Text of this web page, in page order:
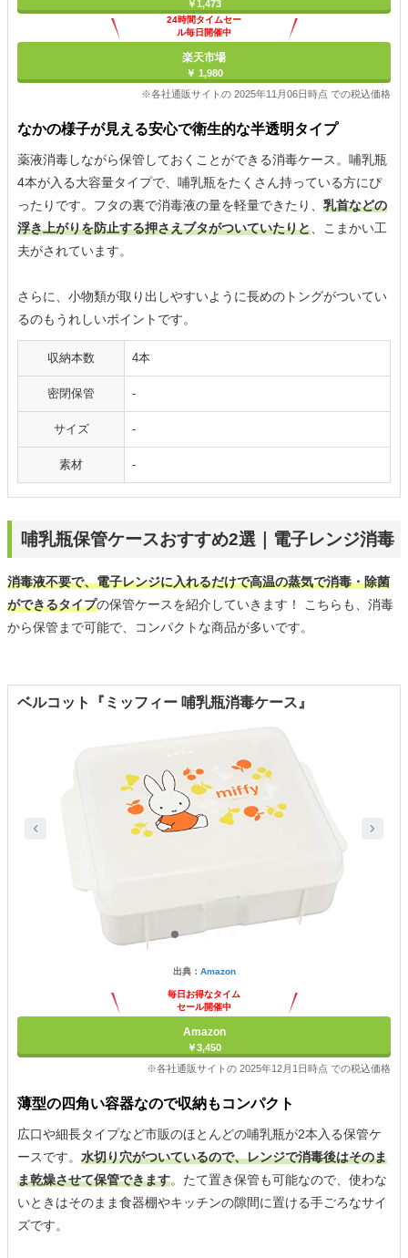
￥1,473
24時間タイムセー
ル毎日開催中
楽天市場
￥ 1,980
※各社通販サイトの 2025年11月06日時点 での税込価格
なかの様子が見える安心で衛生的な半透明タイプ
薬液消毒しながら保管しておくことができる消毒ケース。哺乳瓶
4本が入る大容量タイプで、哺乳瓶をたくさん持っている方にぴ
ったりです。フタの裏で消毒液の量を軽量できたり、 乳首などの
浮き上がりを防止する押さえブタがついていたりと、こまかい工
夫がされています。
さらに、小物類が取り出しやすいように長めのトングがついてい
るのもうれしいポイントです。
収納本数 4本
密閉保管 -
サイズ -
素材 -
哺乳瓶保管ケースおすすめ2選｜電子レンジ消毒
消毒液不要で、電子レンジに入れるだけで高温の蒸気で消毒・除菌
ができるタイプの保管ケースを紹介していきます！ こちらも、消毒
から保管まで可能で、コンパクトな商品が多いです。
ベルコット『ミッフィー 哺乳瓶消毒ケース』
出典： Amazon
毎日お得なタイム
セール開催中
Amazon
￥3,450
※各社通販サイトの 2025年12月1日時点 での税込価格
薄型の四角い容器なので収納もコンパクト
広口や細長タイプなど市販のほとんどの哺乳瓶が2本入る保管ケ
ースです。 水切り穴がついているので、レンジで消毒後はそのま
ま乾燥させて保管できます。たて置き保管も可能なので、使わな
いときはそのまま食器棚やキッチンの隙間に置ける手ごろなサイ
ズです。